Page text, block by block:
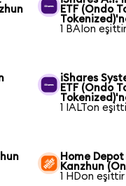
ETF (Ondo
1 BAIon
iShares
ETF (Ondo
1 IALTon
Home
Kanzhun
1 HDon